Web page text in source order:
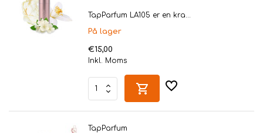
TapParfum LA105 er en kra...
På lager
€15,00
Inkl. Moms
TapParfum